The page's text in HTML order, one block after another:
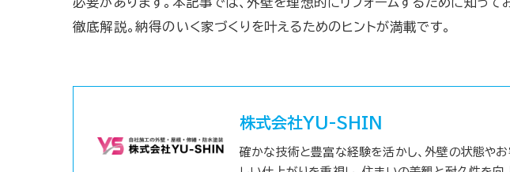
徹底解説。納得のいく家づくりを叶えるためのヒントが満載です。
株式会社YU-SHIN
確かな技術と豊富な経験を活かし、外壁の状態や